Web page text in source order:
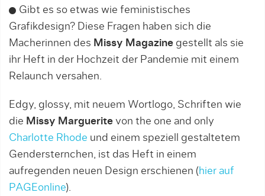
Gibt es so etwas wie feministisches
Grafikdesign? Diese Fragen haben sich die
Macherinnen des Missy Magazine gestellt als sie
ihr Heft in der Hochzeit der Pandemie mit einem
Relaunch versahen.
Edgy, glossy, mit neuem Wortlogo, Schriften wie
die Missy Marguerite von the one and only
Charlotte Rhode und einem speziell gestaltetem
Gendersternchen, ist das Heft in einem
aufregenden neuen Design erschienen (hier auf
PAGEonline).